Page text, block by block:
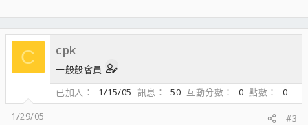
C cpk
一般般會員
已加入
1/15/05 訊息 50 互動分數 0 點數
0
1/29/05
#3